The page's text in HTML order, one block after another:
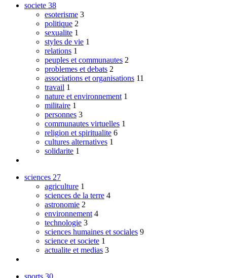
societe 38
esoterisme 3
politique 2
sexualite 1
styles de vie 1
relations 1
peuples et communautes 2
problemes et debats 2
associations et organisations 11
travail 1
nature et environnement 1
militaire 1
personnes 3
communautes virtuelles 1
religion et spiritualite 6
cultures alternatives 1
solidarite 1
sciences 27
agriculture 1
sciences de la terre 4
astronomie 2
environnement 4
technologie 3
sciences humaines et sociales 9
science et societe 1
actualite et medias 3
sports 30